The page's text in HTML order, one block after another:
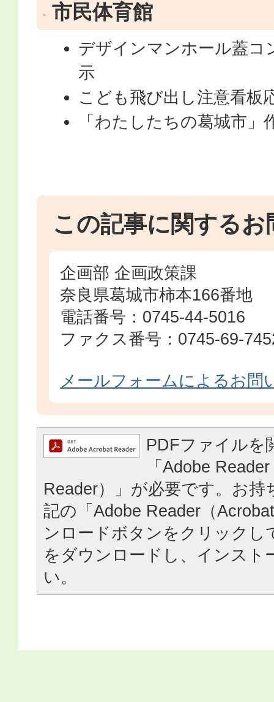
市民体育館
デザインマンホール蓋コ
示
こども飛び出し注意看板
「わたしたちの葛城市」
この記事に関するお
企画部 企画政策課
奈良県葛城市柿本166番地
電話番号：0745-44-5016
ファクス番号：0745-69-
メールフォームによるお問
PDFファイルを
「Adobe
Reader）」が必要です。お持
記の「Adobe Reader（
ンロードボタンをクリックし
をダウンロードし、インスト
い。